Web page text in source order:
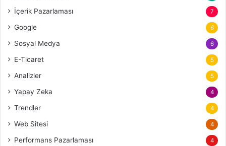
İçerik Pazarlaması 7
Google 6
Sosyal Medya 6
E-Ticaret 5
Analizler 5
Yapay Zeka 4
Trendler 4
Web Sitesi 4
Performans Pazarlaması 4